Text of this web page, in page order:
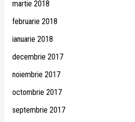
martie 2018
februarie 2018
ianuarie 2018
decembrie 2017
noiembrie 2017
octombrie 2017
septembrie 2017